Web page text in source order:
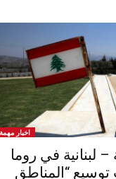
اخبار مهمة
لبنانية في روما
لبحث توسيع “المناطق